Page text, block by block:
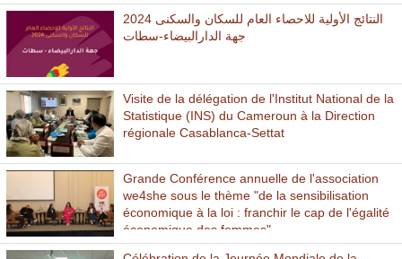
النتائج الأولية للاحصاء العام للسكان والسكنى 2024
جهة الدارالبيضاء-سطات
Visite de la délégation de l'Institut National de la
Statistique (INS) du Cameroun à la Direction
régionale Casablanca-Settat
Grande Conférence annuelle de l'association
we4she sous le thème "de la sensibilisation
économique à la loi : franchir le cap de l'égalité
économique des femmes"